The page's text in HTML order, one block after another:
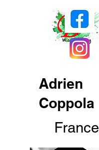
Adrien
Coppola
France